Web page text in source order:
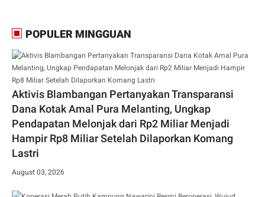
POPULER MINGGUAN
Aktivis Blambangan Pertanyakan Transparansi
Dana Kotak Amal Pura Melanting, Ungkap
Pendapatan Melonjak dari Rp2 Miliar Menjadi
Hampir Rp8 Miliar Setelah Dilaporkan Komang
Lastri
August 03, 2026